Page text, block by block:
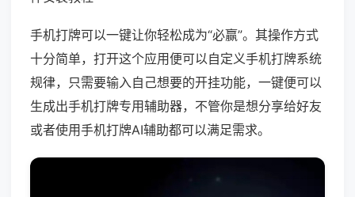
手机打牌可以一键让你轻松成为“必赢”。其操作方式
十分简单，打开这个应用便可以自定义手机打牌系统
规律，只需要输入自己想要的开挂功能，一键便可以
生成出手机打牌专用辅助器，不管你是想分享给好友
或者使用手机打牌AI辅助都可以满足需求。